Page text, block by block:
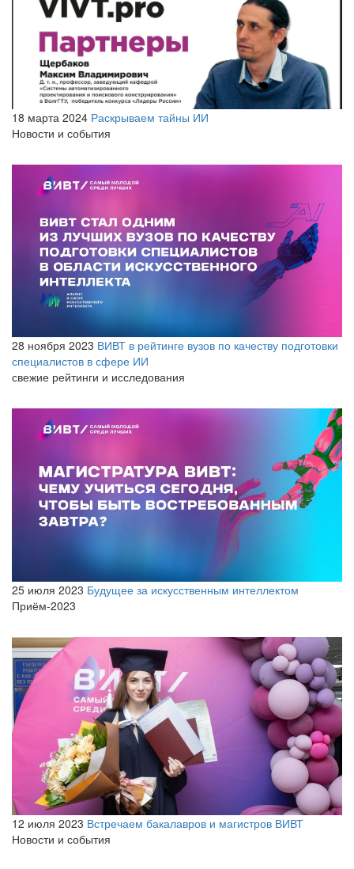
18 марта 2024 Раскрываем тайны ИИ
Новости и события
28 ноября 2023 ВИВТ в рейтинге вузов по качеству подготовки
специалистов в сфере ИИ
свежие рейтинги и исследования
25 июля 2023 Будущее за искусственным интеллектом
Приём-2023
12 июля 2023 Встречаем бакалавров и магистров ВИВТ
Новости и события